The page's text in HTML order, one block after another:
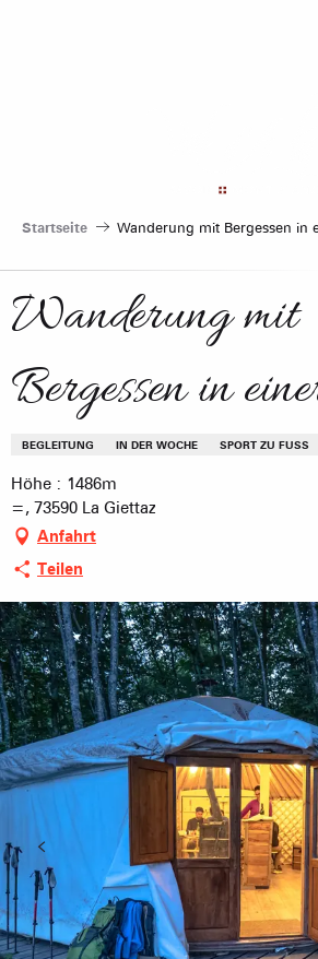
Startseite Wanderung mit Bergessen in
Wanderung mit
Bergessen in
BEGLEITUNG IN DER WOCHE SPORT ZU FUSS
Höhe : 1486m
=, 73590 La Giettaz
Anfahrt
Teilen